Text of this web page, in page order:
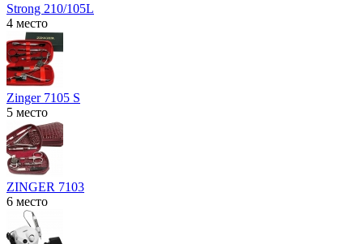
Strong 210/105L
4 место
Zinger 7105 S
5 место
ZINGER 7103
6 место